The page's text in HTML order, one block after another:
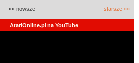
«« nowsze starsze »»
AtariOnline.pl na YouTube